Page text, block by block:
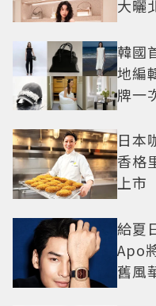
大曬
韓國
地編
牌一
日本
香格
上市
給夏
Apo
舊風